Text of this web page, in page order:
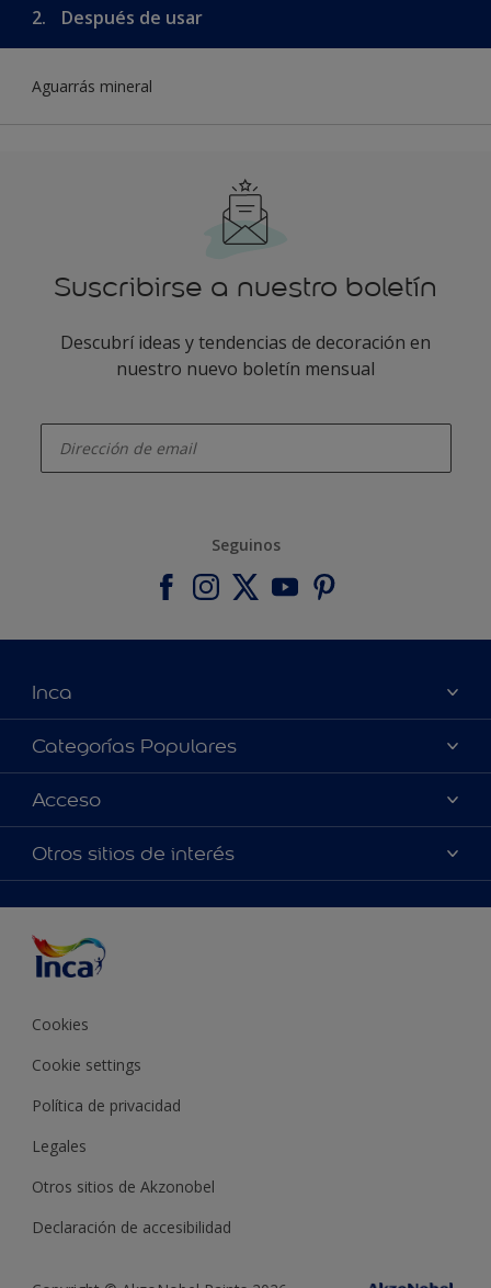
2. Después de usar
Aguarrás mineral
Suscribirse a nuestro boletín
Descubrí ideas y tendencias de decoración en
nuestro nuevo boletín mensual
Seguinos
Inca
Acerca de Inca
Contactanos
Encontrá un distribuidor Inca
Categorías Populares
Colores
Productos
Inspiración
Acceso
Accesibilidad
Precisión del color
Otros sitios de interés
Cookies
Cookie settings
Política de privacidad
Legales
Otros sitios de Akzonobel
Declaración de accesibilidad